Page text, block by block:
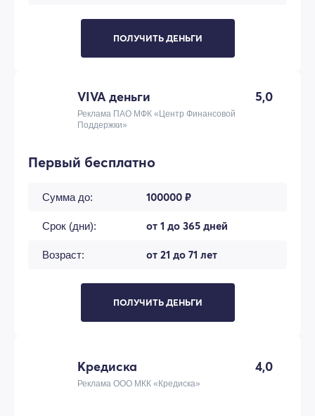
ПОЛУЧИТЬ ДЕНЬГИ
VIVA деньги 5,0
Реклама ПАО МФК «Центр Финансовой
Поддержки»
Первый бесплатно
Сумма до: 100000 ₽
Срок (дни): от 1 до 365 дней
Возраст: от 21 до 71 лет
ПОЛУЧИТЬ ДЕНЬГИ
Кредиска 4,0
Реклама ООО МКК «Кредиска»